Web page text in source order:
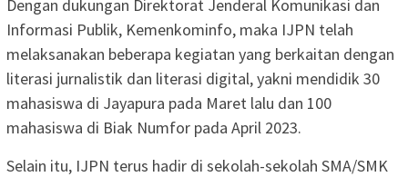
Dengan dukungan Direktorat Jenderal Komunikasi dan
Informasi Publik, Kemenkominfo, maka IJPN telah
melaksanakan beberapa kegiatan yang berkaitan dengan
literasi jurnalistik dan literasi digital, yakni mendidik 30
mahasiswa di Jayapura pada Maret lalu dan 100
mahasiswa di Biak Numfor pada April 2023.
Selain itu, IJPN terus hadir di sekolah-sekolah SMA/SMK